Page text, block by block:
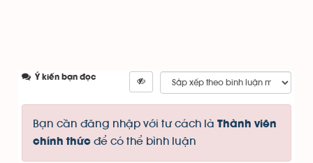
Ý kiến bạn đọc
Bạn cần đăng nhập với tư cách là Thành viên
chính thức để có thể bình luận